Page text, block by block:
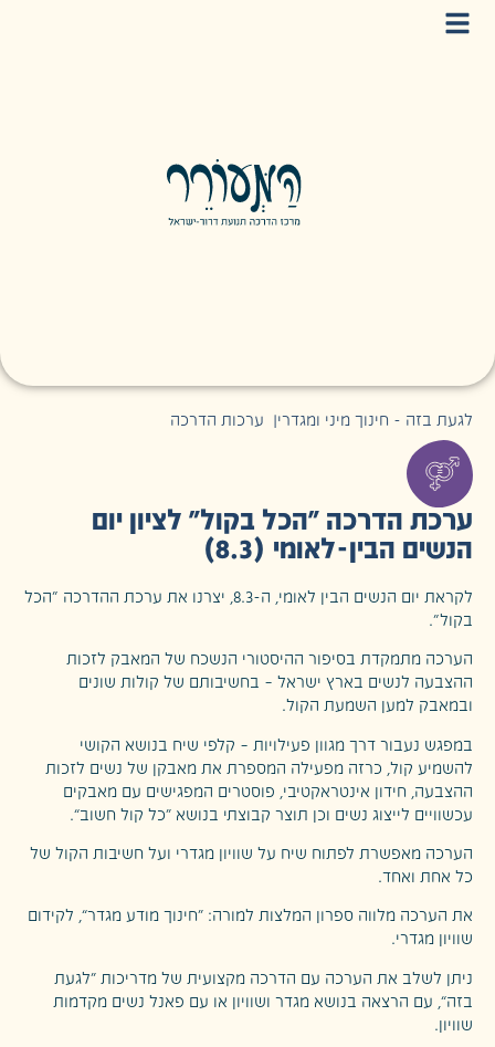
לגעת בזה - חינוך מיני ומגדרי ערכות הדרכה
ערכת הדרכה "הכל בקול" לציון יום
הנשים הבין-לאומי (8.3)
לקראת יום הנשים הבין לאומי, ה-8.3, יצרנו את ערכת ההדרכה "
הכל
בקול".
הערכה מתמקדת בסיפור ההיסטורי הנשכח של המאבק לזכות
ההצבעה לנשים בארץ ישראל – בחשיבותם של קולות שונים
ובמאבק למען השמעת הקול.
במפגש נעבור דרך מגוון פעילויות – קלפי שיח בנושא הקושי
להשמיע קול, כרזה מפעילה המספרת את מאבקן של נשים לזכות
ההצבעה, חידון אינטראקטיבי, פוסטרים המפגישים עם מאבקים
עכשוויים לייצוג נשים וכן תוצר קבוצתי בנושא “כל קול חשוב”.
הערכה מאפשרת לפתוח שיח על שוויון מגדרי ועל חשיבות הקול של
כל אחת ואחד.
את הערכה מלווה ספרון המלצות למורה: “חינוך מודע מגדר”, לקידום
שוויון מגדרי.
ניתן לשלב את הערכה עם הדרכה מקצועית של מדריכות “לגעת
בזה”, עם הרצאה בנושא מגדר ושוויון או עם פאנל נשים מקדמות
שוויון.